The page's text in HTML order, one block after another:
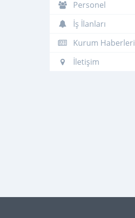
Personel
İş İlanları
Kurum Haberleri
İletişim